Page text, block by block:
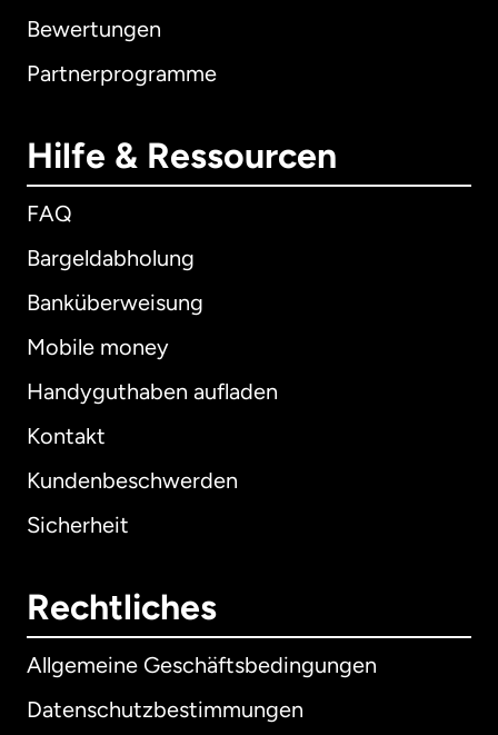
Bewertungen
Partnerprogramme
Hilfe & Ressourcen
FAQ
Bargeldabholung
Banküberweisung
Mobile money
Handyguthaben aufladen
Kontakt
Kundenbeschwerden
Sicherheit
Rechtliches
Allgemeine Geschäftsbedingungen
Datenschutzbestimmungen